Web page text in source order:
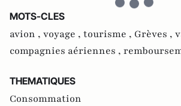
MOTS-CLES
avion , voyage , tourisme , Grèves ,
compagnies aériennes ,
THEMATIQUES
Consommation